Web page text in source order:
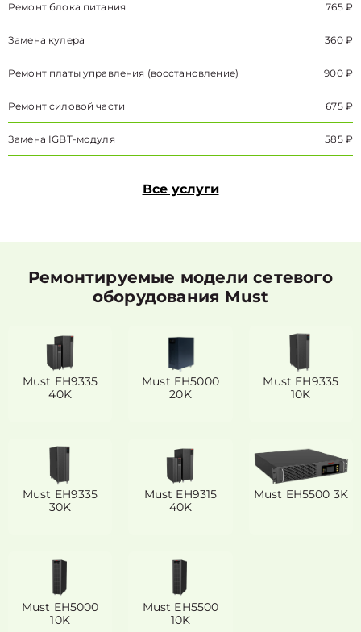
Ремонт блока питания 765 ₽
Замена кулера 360 ₽
Ремонт платы управления (восстановление) 900 ₽
Ремонт силовой части 675 ₽
Замена IGBT-модуля 585 ₽
Все услуги
Ремонтируемые модели сетевого
оборудования Must
Must EH9335
40K
Must EH5000
20K
Must EH9335
10K
Must EH9335
30K
Must EH9315
40K
Must EH5500 3K
Must EH5000
10K
Must EH5500
10K